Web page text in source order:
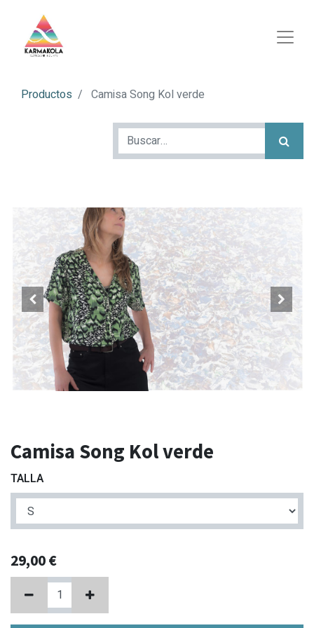
Productos Camisa Song Kol verde
Camisa Song Kol verde
TALLA
29,00€